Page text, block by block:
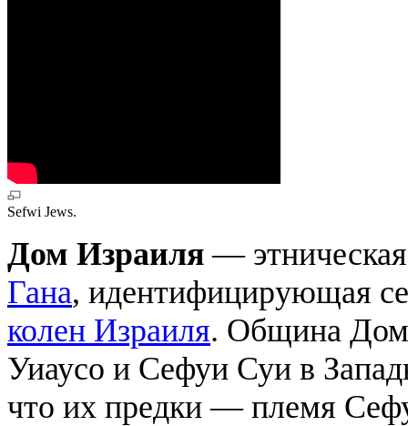
Sefwi Jews.
Дом Израиля — этническая
Гана, идентифицирующая
колен Израиля. Община Дом
Уиаусо и Сефуи Суи в
что их предки — племя